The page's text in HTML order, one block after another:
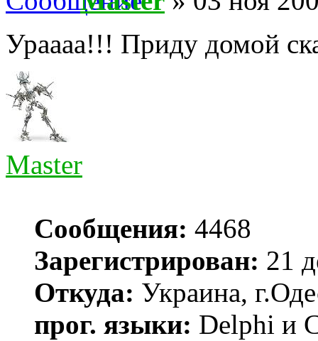
Ураааа!!! Приду домой
Master
Сообщения: 4468
Зарегистрирован: 21
Откуда: Украина,
прог. языки: Delphi и